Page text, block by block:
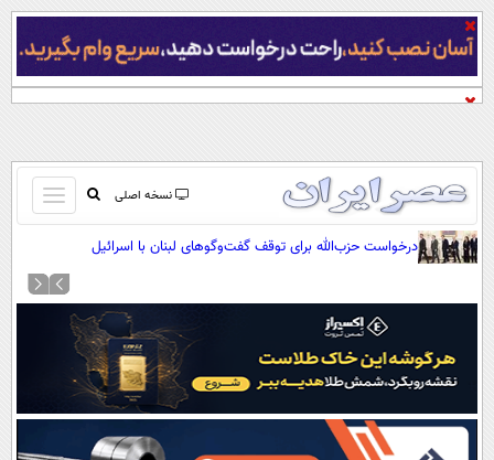
نسخه اصلی
باز
و
کردن
صفحه اول
آرشیو
نظرسنجی
آب و هوا
اوقات شرعی
درخواست حزب‌الله برای توقف گفت‌وگوهای لبنان با اسرائیل